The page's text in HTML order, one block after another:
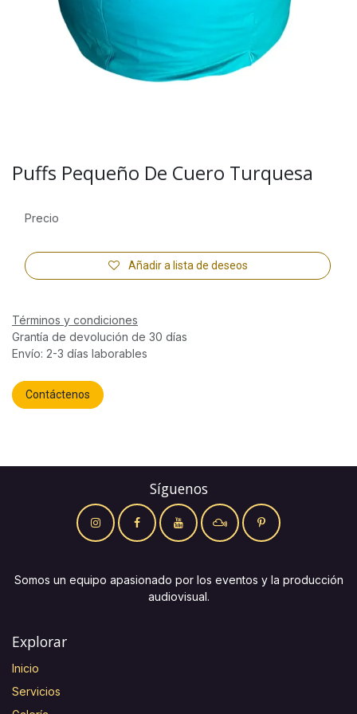
Puffs Pequeño De Cuero Turquesa
Añadir a lista de deseos
Precio
Términos y condiciones
Grantía de devolución de 30 días
Envío: 2-3 días laborables
Contáctenos
Síguenos
Somos un equipo apasionado por los eventos y la producción
audiovisual.
Explorar
Inicio
Servicios